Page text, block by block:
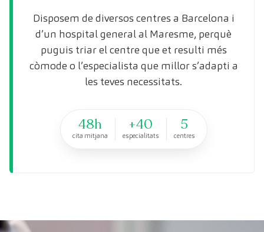
Disposem de diversos centres a Barcelona i
d’un hospital general al Maresme, perquè
puguis triar el centre que et resulti més
còmode o l’especialista que millor s’adapti a
les teves necessitats.
48h
cita mitjana
+40
especialitats
5
centres